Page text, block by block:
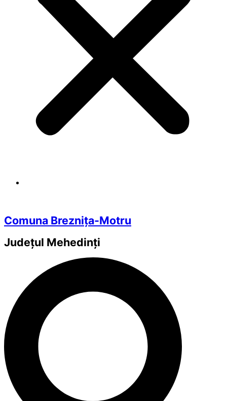
Comuna Breznița-Motru
Județul Mehedinți